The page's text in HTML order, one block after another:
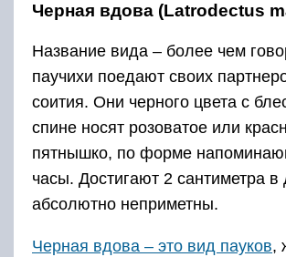
Черная вдова (Latrodectus
Название вида – более чем
паучихи поедают своих
соития. Они черного цвета с
спине носят розоватое или
пятнышко, по форме
часы. Достигают 2 сантиметра в
абсолютно неприметны.
Черная вдова – это вид пауков,